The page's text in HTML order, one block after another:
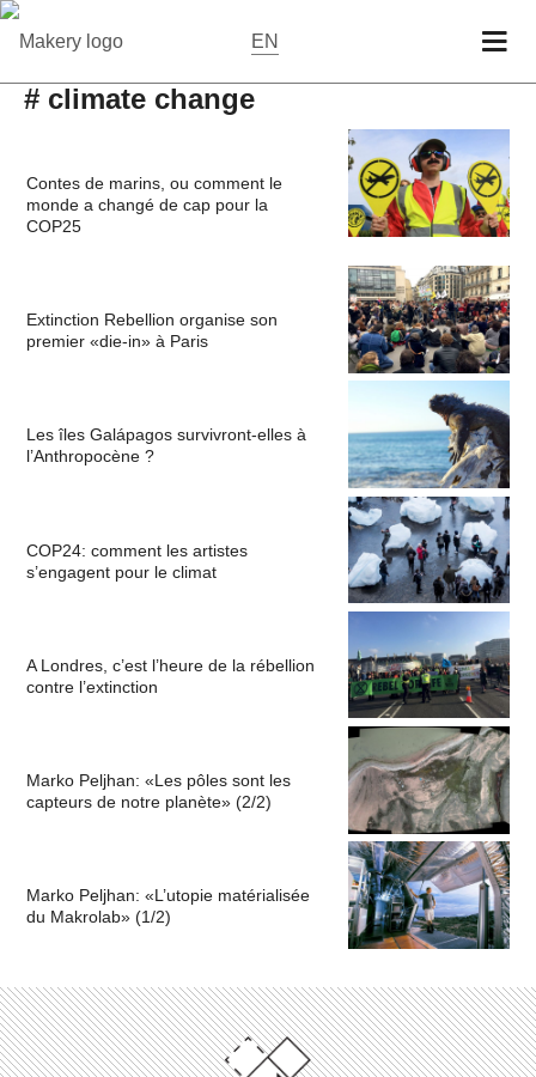
EN
# climate change
Contes de marins, ou comment le
monde a changé de cap pour la
COP25
Extinction Rebellion organise son
premier «die-in» à Paris
Les îles Galápagos survivront-elles à
l’Anthropocène ?
COP24: comment les artistes
s’engagent pour le climat
A Londres, c’est l’heure de la rébellion
contre l’extinction
Marko Peljhan: «Les pôles sont les
capteurs de notre planète» (2/2)
Marko Peljhan: «L’utopie matérialisée
du Makrolab» (1/2)